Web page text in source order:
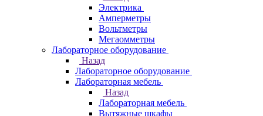
Электрика
Амперметры
Вольтметры
Мегаомметры
Лабораторное оборудование
Назад
Лабораторное оборудование
Лабораторная мебель
Назад
Лабораторная мебель
Вытяжные шкафы